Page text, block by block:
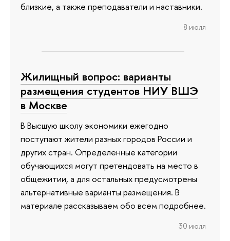
близкие, а также преподаватели и наставники.
8 июля
Жилищный вопрос: варианты
размещения студентов НИУ ВШЭ
в Москве
В Высшую школу экономики ежегодно
поступают жители разных городов России и
других стран. Определенные категории
обучающихся могут претендовать на место в
общежитии, а для остальных предусмотрены
альтернативные варианты размещения. В
материале рассказываем обо всем подробнее.
30 июля